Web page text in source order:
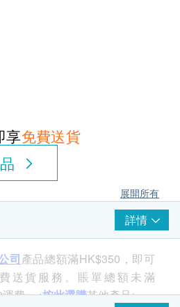
享免費送貨
展開所有
詳情
司產品總額滿HK$350，即可
送貨服務。賬單總額未滿
費。<按此選購其他產品>